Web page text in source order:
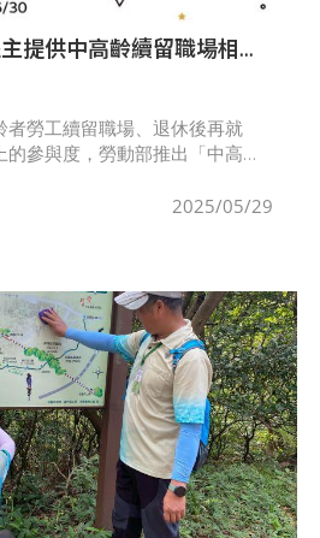
提供中高齡續留職場相關
萬元，申請至6/30止
者勞工續留職場、退休後再就
參與度，勞動部推出「中高齡
涯發展、就業諮詢等相關措施，
2025/05/29